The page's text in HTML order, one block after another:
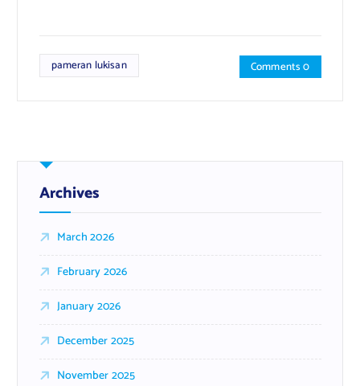
pameran lukisan Comments 0
Archives
March 2026
February 2026
January 2026
December 2025
November 2025